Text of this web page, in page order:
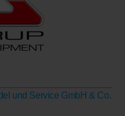
und Service GmbH & Co.